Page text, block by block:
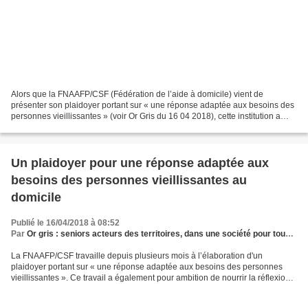
Alors que la FNAAFP/CSF (Fédération de l’aide à domicile) vient de
présenter son plaidoyer portant sur « une réponse adaptée aux besoins des
personnes vieillissantes » (voir Or Gris du 16 04 2018), cette institution a
Un plaidoyer pour une réponse adaptée aux
besoins des personnes vieillissantes au
domicile
Publié le 16/04/2018 à 08:52
Par Or gris : seniors acteurs des territoires, dans une société pour tous les âges
La FNAAFP/CSF travaille depuis plusieurs mois à l’élaboration d'un
plaidoyer portant sur « une réponse adaptée aux besoins des personnes
vieillissantes ». Ce travail a également pour ambition de nourrir la réflexion